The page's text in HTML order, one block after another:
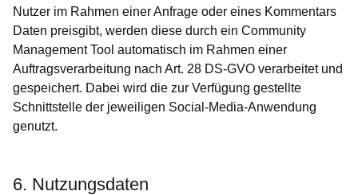
Nutzer im Rahmen einer Anfrage oder eines Kommentars
Daten preisgibt, werden diese durch ein Community
Management Tool automatisch im Rahmen einer
Auftragsverarbeitung nach Art. 28 DS-GVO verarbeitet und
gespeichert. Dabei wird die zur Verfügung gestellte
Schnittstelle der jeweiligen Social-Media-Anwendung
genutzt.
6. Nutzungsdaten